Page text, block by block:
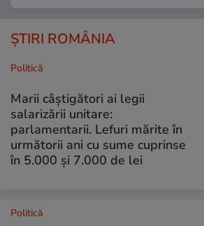
ȘTIRI ROMÂNIA
Politică
Marii câștigători ai legii
salarizării unitare:
parlamentarii. Lefuri mărite în
următorii ani cu sume cuprinse
în 5.000 și 7.000 de lei
Politică